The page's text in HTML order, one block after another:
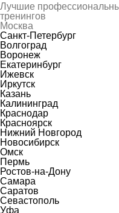
Лучшие
тренингов
Москва
Санкт-Петербург
Волгоград
Воронеж
Екатеринбург
Ижевск
Иркутск
Казань
Калининград
Краснодар
Красноярск
Нижний Новгород
Новосибирск
Омск
Пермь
Ростов-на-Дону
Самара
Саратов
Севастополь
Уфа